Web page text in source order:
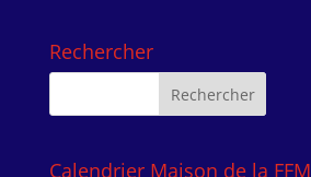
Rechercher
Calendrier Maison de la FFM